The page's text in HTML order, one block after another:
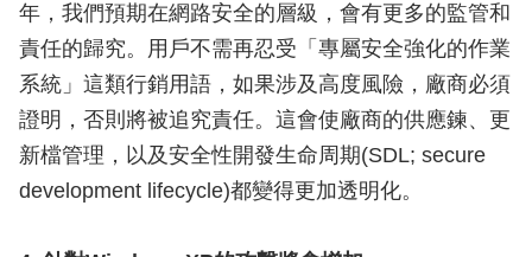
年，我們預期在網路安全的層級，會有更多的監管和
責任的歸究。用戶不需再忍受「專屬安全強化的作業
系統」這類行銷用語，如果涉及高度風險，廠商必須
證明，否則將被追究責任。這會使廠商的供應鍊、更
新檔管理，以及安全性開發生命周期(SDL; secure
development lifecycle)都變得更加透明化。